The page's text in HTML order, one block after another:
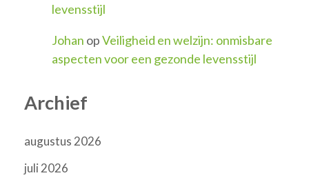
levensstijl
Johan opVeiligheid en welzijn: onmisbare
aspecten voor een gezonde levensstijl
Archief
augustus 2026
juli 2026